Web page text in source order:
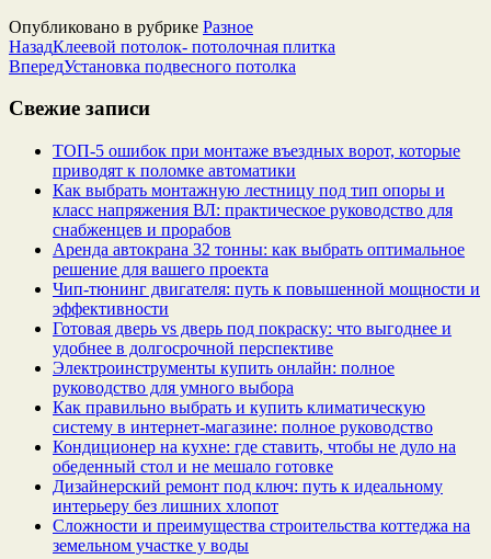
Опубликовано в рубрике Разное
НазадКлеевой потолок- потолочная плитка
ВпередУстановка подвесного потолка
Свежие записи
ТОП-5 ошибок при монтаже въездных ворот, которые
приводят к поломке автоматики
Как выбрать монтажную лестницу под тип опоры и
класс напряжения ВЛ: практическое руководство для
снабженцев и прорабов
Аренда автокрана 32 тонны: как выбрать оптимальное
решение для вашего проекта
Чип‑тюнинг двигателя: путь к повышенной мощности и
эффективности
Готовая дверь vs дверь под покраску: что выгоднее и
удобнее в долгосрочной перспективе
Электроинструменты купить онлайн: полное
руководство для умного выбора
Как правильно выбрать и купить климатическую
систему в интернет‑магазине: полное руководство
Кондиционер на кухне: где ставить, чтобы не дуло на
обеденный стол и не мешало готовке
Дизайнерский ремонт под ключ: путь к идеальному
интерьеру без лишних хлопот
Сложности и преимущества строительства коттеджа на
земельном участке у воды